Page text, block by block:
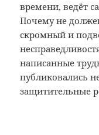
времени, ведёт
Почему не
скромный и
написанные
публиковались
защитительные